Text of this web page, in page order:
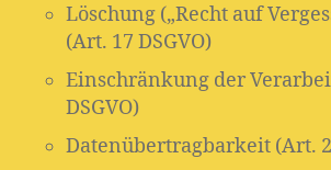
Löschung („Recht auf
(Art. 17 DSGVO)
Einschränkung der
DSGVO)
Datenübertragbarkeit (Art.